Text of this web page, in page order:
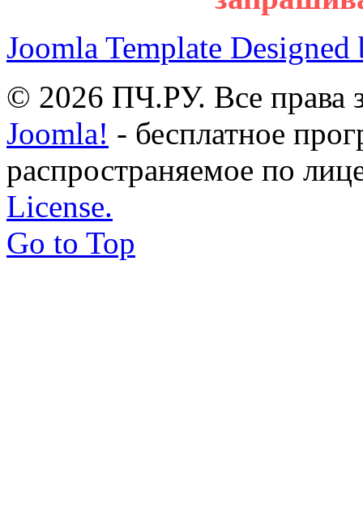
Joomla Template Designed
© 2026 ПЧ.РУ. Все права
Joomla! - бесплатное
распространяемое по
License.
Go to Top